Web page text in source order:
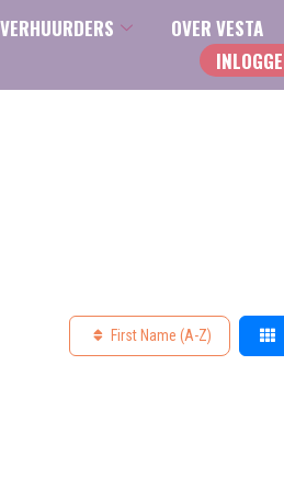
VERHUURDERS OVER VESTA
First Name (A-Z)